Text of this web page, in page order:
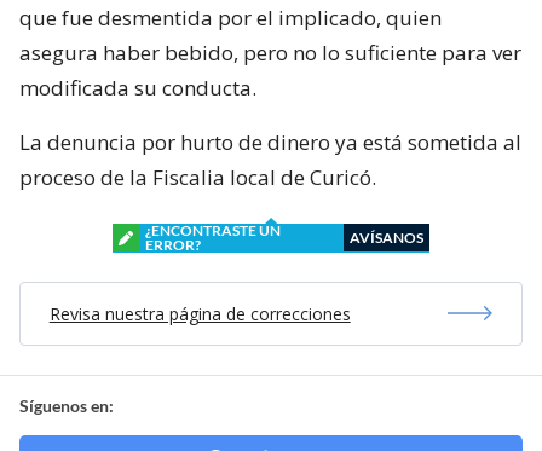
que fue desmentida por el implicado, quien
asegura haber bebido, pero no lo suficiente para ver
modificada su conducta.
La denuncia por hurto de dinero ya está sometida al
proceso de la Fiscalia local de Curicó.
¿ENCONTRASTE UN
ERROR?
AVÍSANOS
Revisa nuestra página de correcciones
Síguenos en: